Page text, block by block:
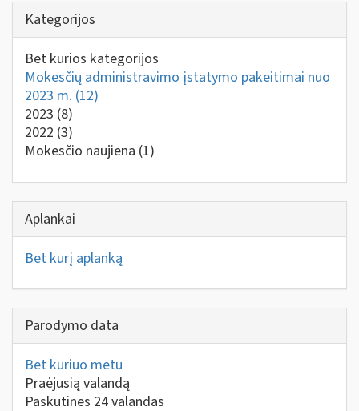
Kategorijos
Bet kurios kategorijos
Mokesčių administravimo įstatymo pakeitimai nuo
2023 m. (12)
2023 (8)
2022 (3)
Mokesčio naujiena (1)
Aplankai
Bet kurį aplanką
Parodymo data
Bet kuriuo metu
Praėjusią valandą
Paskutines 24 valandas